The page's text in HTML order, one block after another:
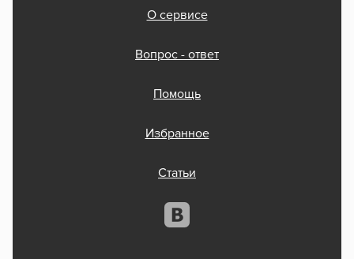
О сервисе
Вопрос - ответ
Помощь
Избранное
Статьи